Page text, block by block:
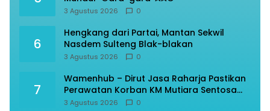
3 Agustus 2026 0
6
Hengkang dari Partai, Mantan Sekwil
Nasdem Sulteng Blak-blakan
3 Agustus 2026 0
7
Wamenhub – Dirut Jasa Raharja Pastikan
Perawatan Korban KM Mutiara Sentosa
Optimal
3 Agustus 2026 0